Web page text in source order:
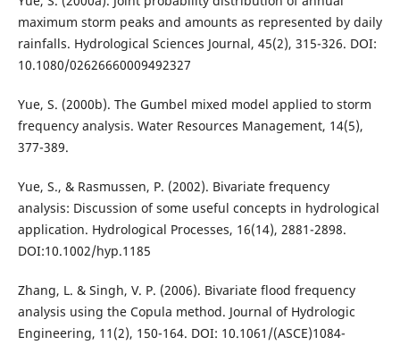
maximum storm peaks and amounts as represented by daily
rainfalls. Hydrological Sciences Journal, 45(2), 315-326. DOI:
10.1080/02626660009492327
Yue, S. (2000b). The Gumbel mixed model applied to storm
frequency analysis. Water Resources Management, 14(5),
377-389.
Yue, S., & Rasmussen, P. (2002). Bivariate frequency
analysis: Discussion of some useful concepts in hydrological
application. Hydrological Processes, 16(14), 2881-2898.
DOI:10.1002/hyp.1185
Zhang, L. & Singh, V. P. (2006). Bivariate flood frequency
analysis using the Copula method. Journal of Hydrologic
Engineering, 11(2), 150-164. DOI: 10.1061/(ASCE)1084-